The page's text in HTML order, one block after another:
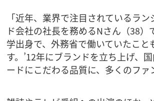
「近年、業界で注目されているラ
ド会社の社長を務めるNさん（38）
学出身で、外務省で働いていたこと
す。’12年にブランドを立ち上げ、
ードにこだわる品質に、多くのファ